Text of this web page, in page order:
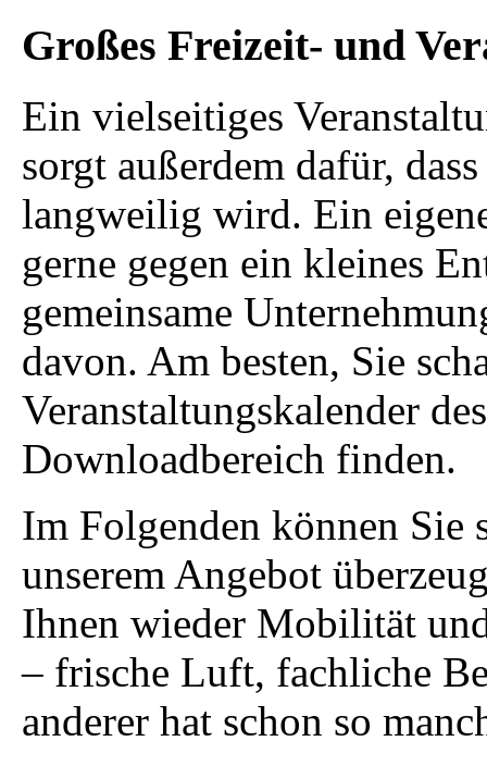
Großes Freizeit- und
Ein vielseitiges
sorgt außerdem dafür,
langweilig wird. Ein
gerne gegen ein kleines
gemeinsame
davon. Am besten, Sie
Veranstaltungskalender
Downloadbereich finden.
Im Folgenden können
unserem Angebot
Ihnen wieder Mobilität
– frische Luft, fachliche
anderer hat schon so